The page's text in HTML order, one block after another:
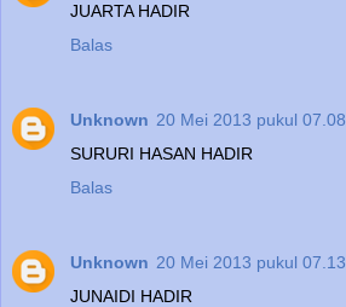
JUARTA HADIR
Balas
Unknown 20 Mei 2013 pukul 07.08
SURURI HASAN HADIR
Balas
Unknown 20 Mei 2013 pukul 07.13
JUNAIDI HADIR